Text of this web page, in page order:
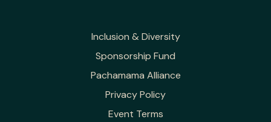
Inclusion & Diversity
Sponsorship Fund
Pachamama Alliance
Privacy Policy
Event Terms